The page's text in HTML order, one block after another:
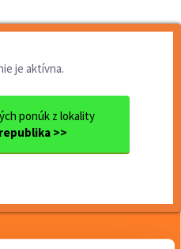
je aktívna.
ponúk z lokality
>>